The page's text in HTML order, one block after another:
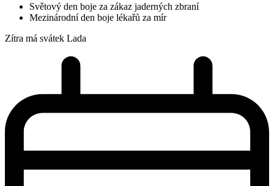
Světový den boje za zákaz jaderných zbraní
Mezinárodní den boje lékařů za mír
Zítra má svátek Lada